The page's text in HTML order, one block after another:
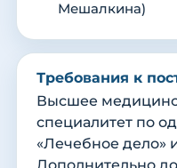
Мешалкина)
Требования к
Высшее
специалитет по
«Лечебное дело»